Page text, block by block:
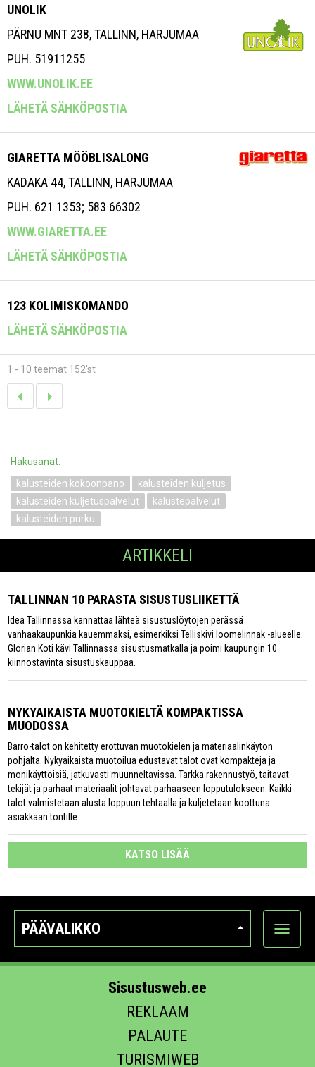
UNOLIK
PÄRNU MNT 238, TALLINN, HARJUMAA
PUH. 51911255
WWW.UNOLIK.EE
LÄHETÄ SÄHKÖPOSTIA
GIARETTA MÖÖBLISALONG
KADAKA 44, TALLINN, HARJUMAA
PUH. 621 1353; 583 66302
WWW.GIARETTA.EE
LÄHETÄ SÄHKÖPOSTIA
123 KOLIMISKOMANDO
LÄHETÄ SÄHKÖPOSTIA
1 - 10 teemat 152'st
Hakusanat:
kalusteiden kokoonpano
kalusteiden kuljetus
kalusteiden kuljetuspalvelut
kalustepalvelut
kalusteiden purku
ARTIKKELI
TALLINNAN 10 PARASTA SISUSTUSLIIKETTÄ
Idea Tallinnassa kannattaa lähteä sisustuslöytöjen perässä
vanhaakaupunkia kauemmaksi, esimerkiksi Telliskivi loomelinnak -alueelle.
Glorian Koti kävi Tallinnassa sisustusmatkalla ja poimi kaupungin 10
kiinnostavinta sisustuskauppaa.
NYKYAIKAISTA MUOTOKIELTÄ KOMPAKTISSA
MUODOSSA
Barro-talot on kehitetty erottuvan muotokielen ja materiaalinkäytön
pohjalta. Nykyaikaista muotoilua edustavat talot ovat kompakteja ja
monikäyttöisiä, jatkuvasti muunneltavissa. Tarkka rakennustyö, taitavat
tekijät ja parhaat materiaalit johtavat parhaaseen lopputulokseen. Kaikki
talot valmistetaan alusta loppuun tehtaalla ja kuljetetaan koottuna
asiakkaan tontille.
KATSO LISÄÄ
PÄÄVALIKKO
Näytä
Sisustusweb.ee
REKLAAM
PALAUTE
TURISMIWEB